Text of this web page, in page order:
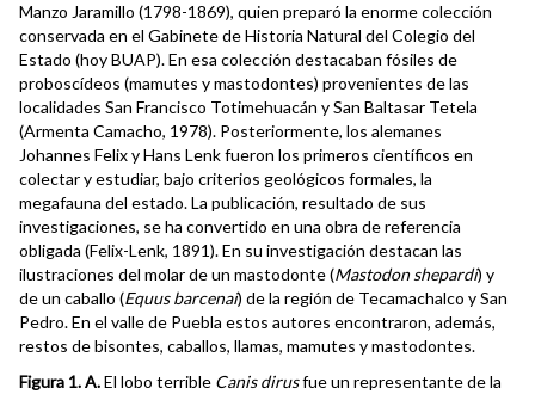
Manzo Jaramillo (1798-1869), quien preparó la enorme colección
conservada en el Gabinete de Historia Natural del Colegio del
Estado (hoy BUAP). En esa colección destacaban fósiles de
proboscídeos (mamutes y mastodontes) provenientes de las
localidades San Francisco Totimehuacán y San Baltasar Tetela
(Armenta Camacho, 1978). Posteriormente, los alemanes
Johannes Felix y Hans Lenk fueron los primeros científicos en
colectar y estudiar, bajo criterios geológicos formales, la
megafauna del estado. La publicación, resultado de sus
investigaciones, se ha convertido en una obra de referencia
obligada (Felix-Lenk, 1891). En su investigación destacan las
ilustraciones del molar de un mastodonte (Mastodon shepardi) y
de un caballo (Equus barcenai) de la región de Tecamachalco y San
Pedro. En el valle de Puebla estos autores encontraron, además,
restos de bisontes, caballos, llamas, mamutes y mastodontes.
Figura 1. A.El lobo terrible Canis dirusfue un representante de la